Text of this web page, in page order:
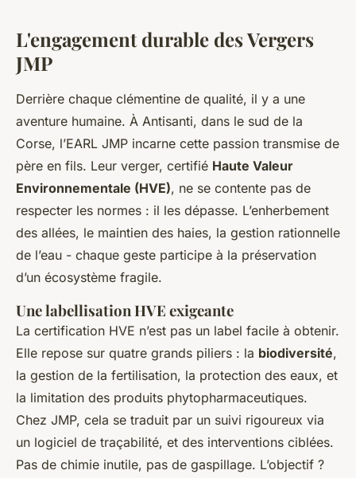
L'engagement durable des Vergers
JMP
Derrière chaque clémentine de qualité, il y a une
aventure humaine. À Antisanti, dans le sud de la
Corse, l’EARL JMP incarne cette passion transmise de
père en fils. Leur verger, certifié Haute Valeur
Environnementale (HVE), ne se contente pas de
respecter les normes : il les dépasse. L’enherbement
des allées, le maintien des haies, la gestion rationnelle
de l’eau - chaque geste participe à la préservation
d’un écosystème fragile.
Une labellisation HVE exigeante
La certification HVE n’est pas un label facile à obtenir.
Elle repose sur quatre grands piliers : la biodiversité,
la gestion de la fertilisation, la protection des eaux, et
la limitation des produits phytopharmaceutiques.
Chez JMP, cela se traduit par un suivi rigoureux via
un logiciel de traçabilité, et des interventions ciblées.
Pas de chimie inutile, pas de gaspillage. L’objectif ?